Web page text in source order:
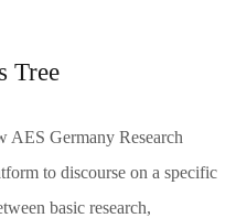
Tree
AES Germany Research
to discourse on a specific
basic research,